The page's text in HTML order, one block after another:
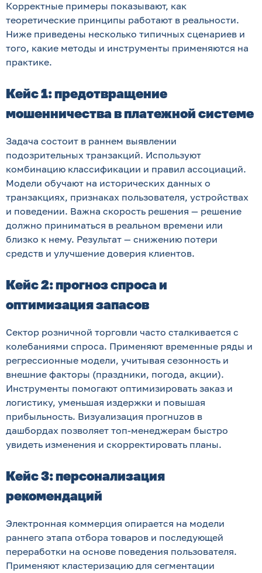
Корректные примеры показывают, как
теоретические принципы работают в реальности.
Ниже приведены несколько типичных сценариев и
того, какие методы и инструменты применяются на
практике.
Кейс 1: предотвращение
мошенничества в платежной системе
Задача состоит в раннем выявлении
подозрительных транзакций. Используют
комбинацию классификации и правил ассоциаций.
Модели обучают на исторических данных о
транзакциях, признаках пользователя, устройствах
и поведении. Важна скорость решения — решение
должно приниматься в реальном времени или
близко к нему. Результат — снижению потери
средств и улучшение доверия клиентов.
Кейс 2: прогноз спроса и
оптимизация запасов
Сектор розничной торговли часто сталкивается с
колебаниями спроса. Применяют временные ряды и
регрессионные модели, учитывая сезонность и
внешние факторы (праздники, погода, акции).
Инструменты помогают оптимизировать заказ и
логистику, уменьшая издержки и повышая
прибыльность. Визуализация прогнuzов в
дашбордах позволяет топ-менеджерам быстро
увидеть изменения и скорректировать планы.
Кейс 3: персонализация
рекомендаций
Электронная коммерция опирается на модели
раннего этапа отбора товаров и последующей
переработки на основе поведения пользователя.
Применяют кластеризацию для сегментации